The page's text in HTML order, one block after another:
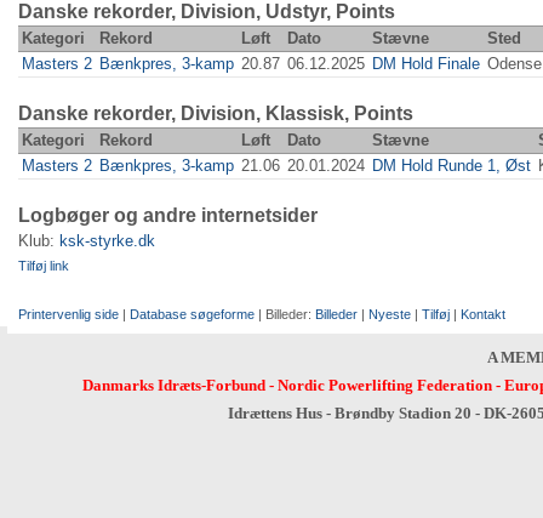
Danske rekorder, Division, Udstyr, Points
Kategori Rekord Løft Dato Stævne
Sted
Masters 2 Bænkpres, 3-kamp 20.87 06.12.2025 DM Hold Finale
Danske rekorder, Division, Klassisk, Points
Kategori Rekord Løft Dato Stævne
Masters 2 Bænkpres, 3-kamp 21.06 20.01.2024 DM Hold Runde 1, Øst
Logbøger og andre internetsider
Klub: ksk-styrke.dk
Tilføj link
Printervenlig side | Database søgeforme | Billeder: Billeder | Nyeste | Tilføj | Kontakt
A
Danmarks Idræts-Forbund- Nordic Powerlifting Federation-
Idrættens Hus - Brøndby Stadion 20 - DK-